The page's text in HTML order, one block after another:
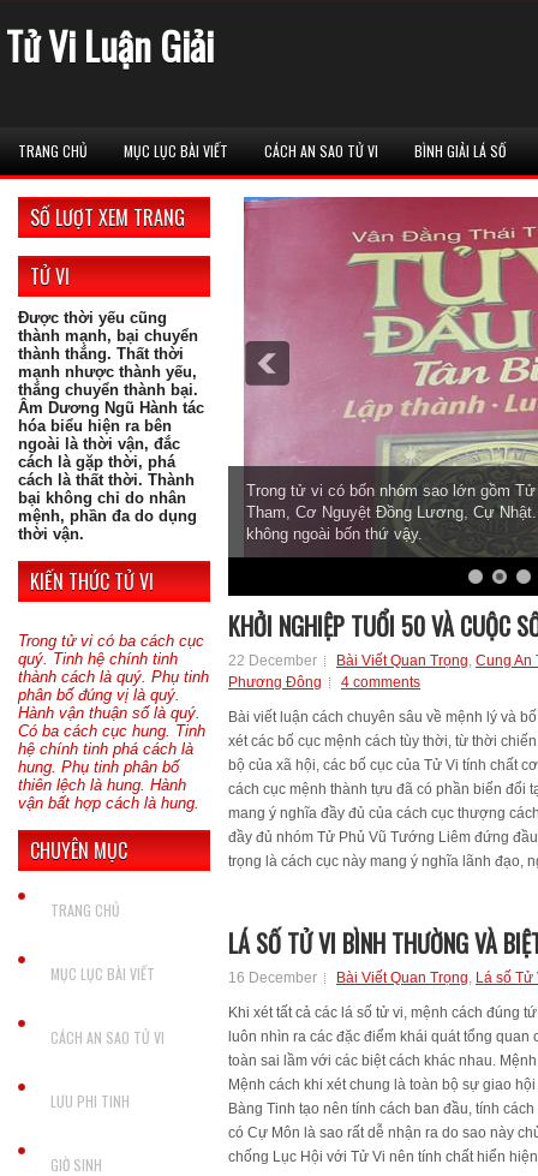
Tử Vi Luận Giải
TRANG CHỦ MỤC LỤC BÀI VIẾT CÁCH AN SAO TỬ VI BÌNH GIẢI LÁ SỐ
SỐ LƯỢT XEM TRANG
TỬ VI
Được thời yếu cũng
thành mạnh, bại chuyển
thành thắng. Thất thời
mạnh nhược thành yếu,
thắng chuyển thành bại.
Âm Dương Ngũ Hành tác
hóa biểu hiện ra bên
ngoài là thời vận, đắc
cách là gặp thời, phá
cách là thất thời. Thành
bại không chỉ do nhân
mệnh, phần đa do dụng
thời vận.
KIẾN THỨC TỬ VI
Trong tử vi có ba cách cục
quý. Tinh hệ chính tinh
thành cách là quý. Phụ tinh
phân bố đúng vị là quý.
Hành vận thuận số là quý.
Có ba cách cục hung. Tinh
hệ chính tinh phá cách là
hung. Phụ tinh phân bố
thiên lệch là hung. Hành
vận bất hợp cách là hung.
CHUYÊN MỤC
TRANG CHỦ
MỤC LỤC BÀI VIẾT
CÁCH AN SAO TỬ VI
LƯU PHI TINH
GIỜ SINH
Trong tử vi có bốn nhóm sao lớn gồm
Tham, Cơ Nguyệt Đồng Lương, Cự
không ngoài bốn thứ vậy.
KHỞI NGHIỆP TUỔI 50 VÀ CUỘC
22 December Bài Viết Quan Trọng, Cung An
Phương Đông
4 comments
Bài viết luận cách chuyên sâu về mệnh lý và
xét các bố cục mệnh cách tùy thời, từ thời
bộ của xã hội, các bố cục của Tử Vi tính chất
cách cục mệnh thành tựu đã có phần biến đổi
mang ý nghĩa đầy đủ của cách cục thượng
đầy đủ nhóm Tử Phủ Vũ Tướng Liêm đứng
trọng là cách cục này mang ý nghĩa lãnh đạo,
LÁ SỐ TỬ VI BÌNH THƯỜNG VÀ
16 December Bài Viết Quan Trọng, Lá số Tử
Khi xét tất cả các lá số tử vi, mệnh cách đúng
luôn nhìn ra các đặc điểm khái quát tổng quan
toàn sai lầm với các biệt cách khác nhau.
Mệnh cách khi xét chung là toàn bộ sự giao
Bàng Tinh tạo nên tính cách ban đầu, tính
có Cự Môn là sao rất dễ nhận ra do sao này
chống Lục Hội với Tử Vi nên tính chất hiển